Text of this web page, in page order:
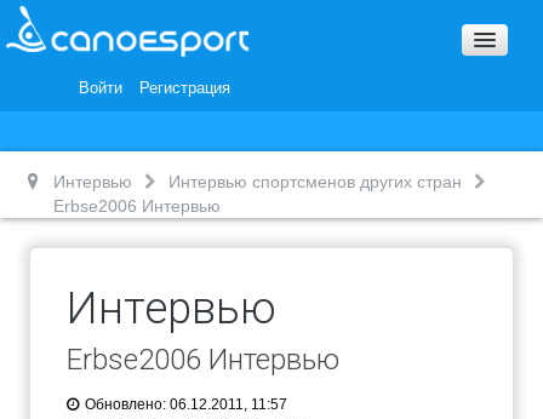
Войти Регистрация
Награды и Благодарности
Интервью
Интервью спортсменов других стран
Erbse2006 Интервью
Интервью
Erbse2006 Интервью
Обновлено: 06.12.2011, 11:57